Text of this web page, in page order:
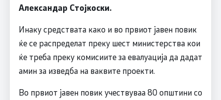
Александар Стојкоски.
Инаку средствата како и во првиот јавен повик
ќе се распределат преку шест министерства кои
ќе треба преку комисиите за евалуација да дадат
амин за изведба на ваквите проекти.
Во првиот јавен повик учествуваа 80 општини со